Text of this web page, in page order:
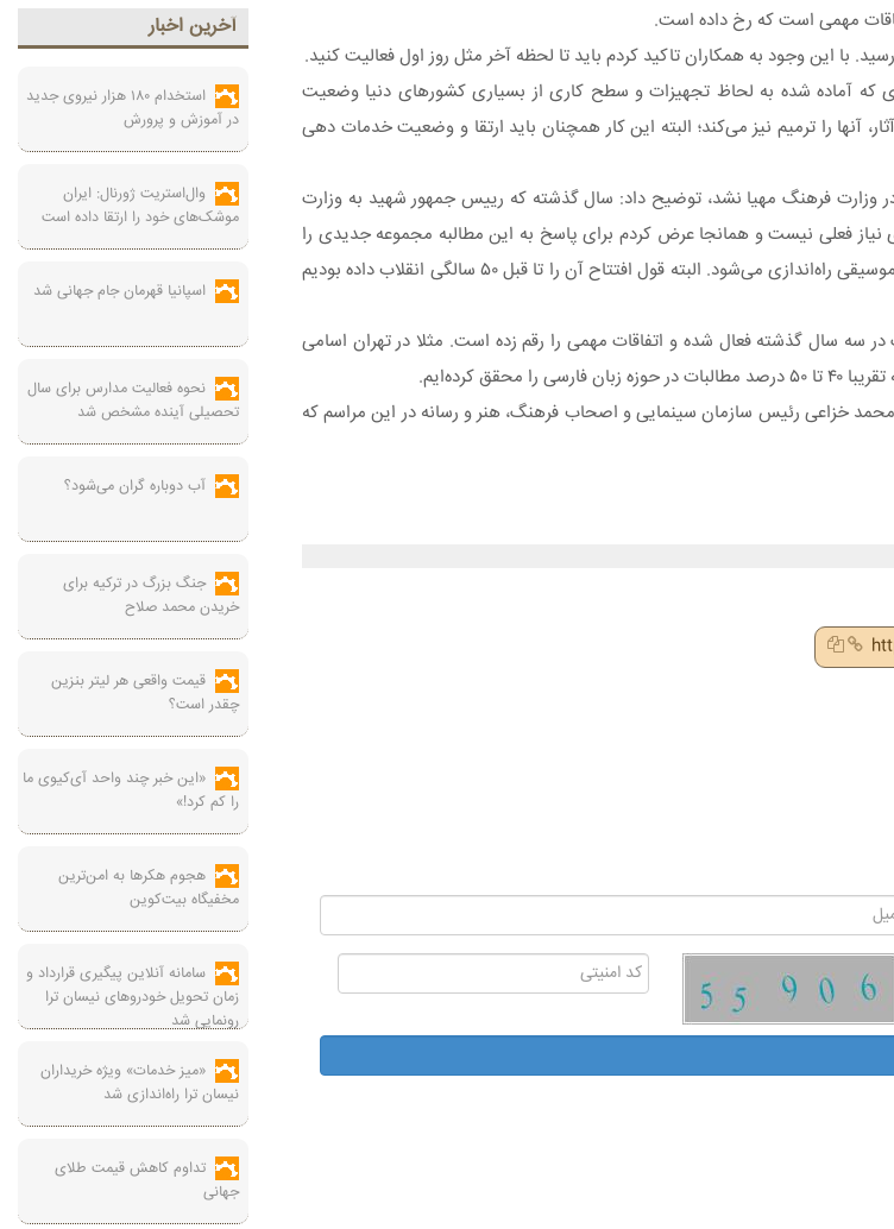
مهمی است که رخ داده است.
با این وجود به همکاران تاکید کردم باید تا لحظه آخر مثل روز اول فعالیت کنید.
که آماده شده به لحاظ تجهیزات و سطح کاری از بسیاری کشورهای دنیا وضعیت
آنها را ترمیم نیز می‌کند؛ البته این کار همچنان باید ارتقا و وضعیت خدمات دهی
وزارت فرهنگ مهیا نشد، توضیح داد: سال گذشته که رییس جمهور شهید به وزارت
نیاز فعلی نیست و همانجا عرض کردم برای پاسخ به این مطالبه مجموعه جدیدی را
آماده می‌کنیم. در همین راستا مجموعه آسمانه هنر ایران با مهمترین سالن‌های سینمایی، تئاتر و موسیقی راه‌اندازی می‌شود. البته قول افتتاح آن را تا قبل ۵۰ سالگی انقلاب داده بودیم
سه سال گذشته فعال شده و اتفاقات مهمی را رقم زده است. مثلا در تهران اسامی
کرده‌ایم.
خزاعی رئیس سازمان سینمایی و اصحاب فرهنگ، هنر و رسانه در این مراسم که
آخرين اخبار
استخدام ۱۸۰ هزار نیروی جدید
در آموزش‌ و پرورش
وال‌استریت ژورنال: ایران
موشک‌های خود را ارتقا داده است
اسپانیا قهرمان جام جهانی شد
نحوه فعالیت مدارس برای سال
تحصیلی آینده مشخص شد
آب دوباره گران می‌شود؟
جنگ بزرگ در ترکیه برای
خریدن محمد صلاح
قیمت واقعی هر لیتر بنزین
چقدر است؟
«این خبر چند واحد آی‌کیوی ما
را کم کرد!»
هجوم هکرها به امن‌ترین
مخفیگاه بیت‌کوین
سامانه آنلاین پیگیری قرارداد‌ و
زمان تحویل خودرو‌های نیسان ترا
رونمایی شد
«میز خدمات» ویژه خریداران
نیسان ترا راه‌اندازی شد
تداوم کاهش قیمت طلای
جهانی